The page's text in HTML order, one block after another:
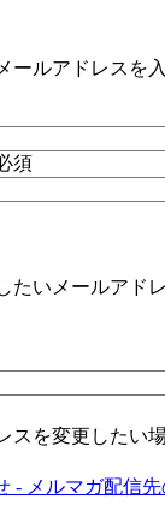
ールアドレスを
須
たいメールアド
スを変更したい
- メルマガ配信